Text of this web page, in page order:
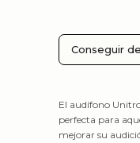
Conseguir
El audífono
perfecta para
mejorar su